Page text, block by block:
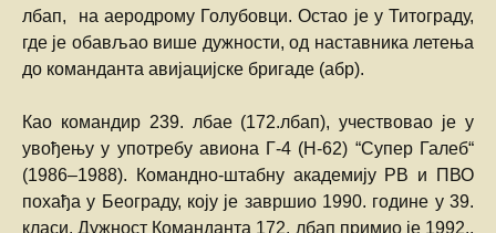
лбап, на аеродрому Голубовци. Остао је у Титограду,
где је обављао више дужности, од наставника летења
до команданта авијацијске бригаде (абр).
Као командир 239. лбае (172.лбап), учествовао је у
увођењу у употребу авиона Г-4 (Н-62) “Супер Галеб“
(1986–1988). Командно-штабну академију РВ и ПВО
похађа у Београду, коју је завршио 1990. године у 39.
класи. Дужност Команданта 172. лбап примио је 1992.,